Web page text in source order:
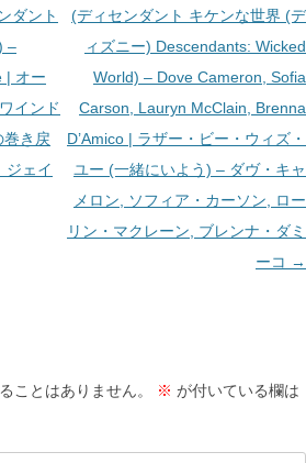
ダント
–
| オー
インド
き戻
ジェイ
(ディセンダント キケンな世界 (デ
ィズニー) Descendants: Wicked
World) – Dove Cameron, Sofia
Carson, Lauryn McClain, Brenna
D’Amico | ラザー・ビー・ウィズ・
ユー (一緒にいよう) – ダヴ・キャ
メロン, ソフィア・カーソン, ロー
リン・マクレーン, ブレンナ・ダミ
ーコ →
ことはありません。 ※ が付いている欄は